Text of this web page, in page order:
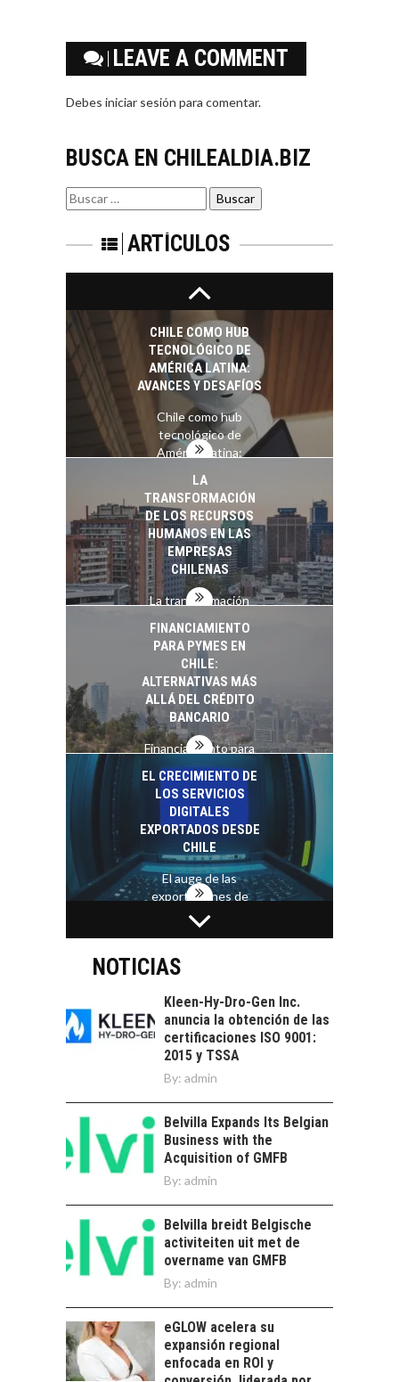
LEAVE A COMMENT
Debes iniciar sesión para comentar.
BUSCA EN CHILEALDIA.BIZ
Buscar
por:
ARTÍCULOS
Chile:…
DESIERTO DE
ATACAMA:
PARA EL
El Desierto de
Estratégico para el
Desarrollo Turístico…
LA INDUSTRIA
MINERA CHILENA
DE LA
SOSTENIBILIDAD
Minería chilena: un
el reto ineludible de…
CHILE COMO HUB
TECNOLÓGICO DE
AMÉRICA LATINA:
AVANCES Y DESAFÍOS
Chile como hub
tecnológico de
América Latina:
LA
TRANSFORMACIÓN
DE LOS RECURSOS
HUMANOS EN LAS
EMPRESAS
CHILENAS
La transformación
recursos humanos en
las empresas…
FINANCIAMIENTO
PARA PYMES EN
CHILE:
ALTERNATIVAS MÁS
ALLÁ DEL CRÉDITO
BANCARIO
Financiamiento para
pymes en Chile:
alternativas que
trascienden el
crédito…
EL CRECIMIENTO DE
LOS SERVICIOS
DIGITALES
EXPORTADOS DESDE
CHILE
El auge de las
exportaciones de
servicios digitales en
Chile:…
TURISMO EN EL
DESIERTO DE
ATACAMA:
OPORTUNIDADES
PARA EL
DESARROLLO LOCAL
El Desierto de
Atacama: Motor
Estratégico para el
LA INDUSTRIA
FRENTE AL DESAFÍO
DE LA
SOSTENIBILIDAD
Minería chilena: un
el reto ineludible de…
CHILE COMO HUB
TECNOLÓGICO DE
AMÉRICA LATINA:
AVANCES Y DESAFÍOS
Chile como hub
tecnológico de
América Latina:
avances y desafíos…
LA
NOTICIAS
Kleen-Hy-Dro-Gen Inc.
anuncia la obtención de las
certificaciones ISO 9001:
2015 y TSSA
By: admin
Belvilla Expands Its Belgian
Business with the
Acquisition of GMFB
By: admin
Belvilla breidt Belgische
activiteiten uit met de
overname van GMFB
By: admin
eGLOW acelera su
expansión regional
enfocada en ROI y